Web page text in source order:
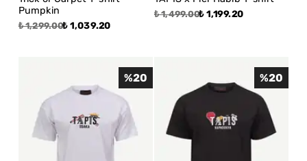
Pumpkin
₺ 1,299.00₺ 1,039.20
₺ 1,499.00₺ 1,199.20
%20 %20